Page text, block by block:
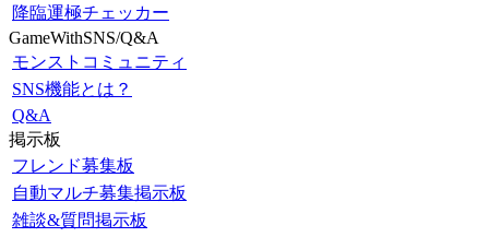
降臨運極チェッカー
GameWithSNS/Q&A
モンストコミュニティ
SNS機能とは？
Q&A
掲示板
フレンド募集板
自動マルチ募集掲示板
雑談&質問掲示板